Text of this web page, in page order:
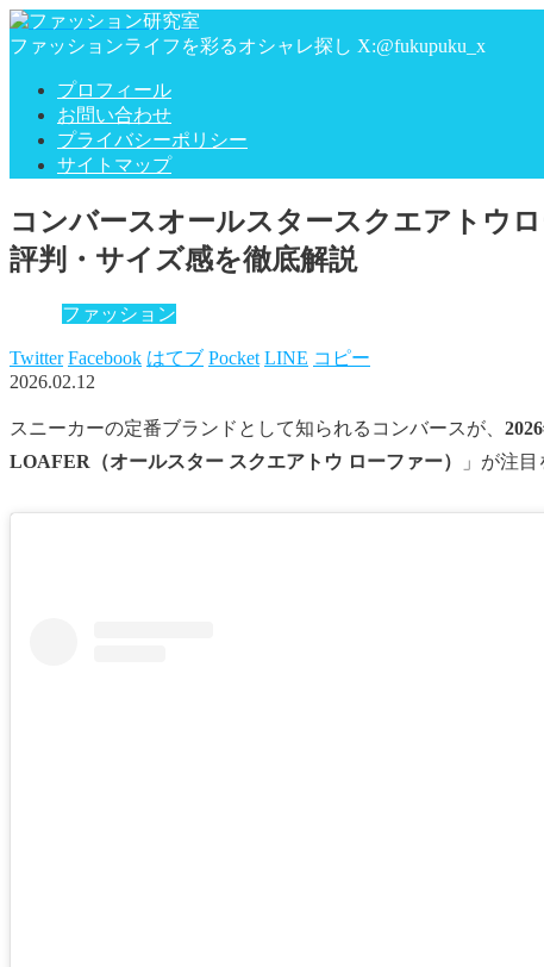
ファッションライフを彩るオシャレ探し X:@fukupuku_x
プロフィール
お問い合わせ
プライバシーポリシー
サイトマップ
コンバースオールスタースクエアトウ
評判・サイズ感を徹底解説
ファッション
Twitter Facebook はてブ Pocket LINE コピー
2026.02.12
スニーカーの定番ブランドとして知られるコンバースが、
LOAFER（オールスター スクエアトウ ローファー）
」が注